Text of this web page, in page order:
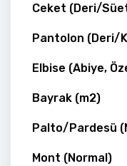
Ceket (Deri/
Pantolon (Deri/
Elbise (Abiye,
Bayrak (m2)
Palto/Pardesü
Mont (Normal)